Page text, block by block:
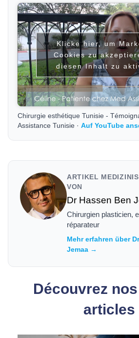
Klicke hier, um
Cookies zu
diesen Inhalt zu
Chirurgie esthétique Tunisie -
Assistance Tunisie ·Auf YouTube
ARTIKEL
VON
Dr Hassen Ben
Chirurgien plasticien,
réparateur
Mehr erfahren über
Jemaa →
Découvrez
articles